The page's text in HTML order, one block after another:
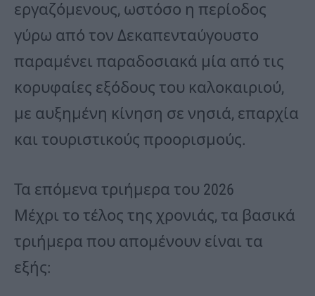
εργαζόμενους, ωστόσο η περίοδος
γύρω από τον Δεκαπενταύγουστο
παραμένει παραδοσιακά μία από τις
κορυφαίες εξόδους του καλοκαιριού,
με αυξημένη κίνηση σε νησιά, επαρχία
και τουριστικούς προορισμούς.
Τα επόμενα τριήμερα του 2026
Μέχρι το τέλος της χρονιάς, τα βασικά
τριήμερα που απομένουν είναι τα
εξής: